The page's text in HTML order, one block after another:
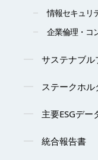
情報セキュリ
企業倫理・コ
サステナブル
ステークホ
主要ESGデー
統合報告書